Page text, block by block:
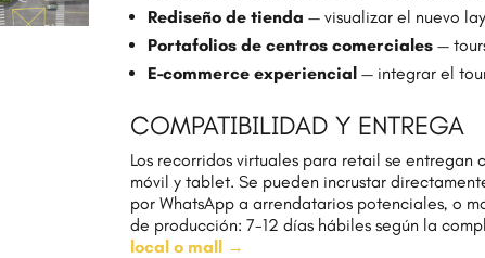
Rediseño de tienda — visualizar el nuevo
Portafolios de centros comerciales—
E-commerce experiencial— integrar el
COMPATIBILIDAD Y ENTREGA
Los recorridos virtuales para retail se
móvil y tablet. Se pueden incrustar
por WhatsApp a arrendatarios potenciales, o
de producción: 7-12 días hábiles según la
local o mall →